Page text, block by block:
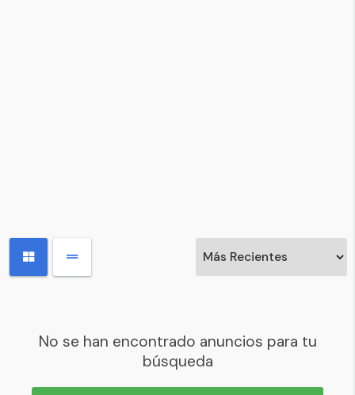
No se han encontrado anuncios para tu
búsqueda